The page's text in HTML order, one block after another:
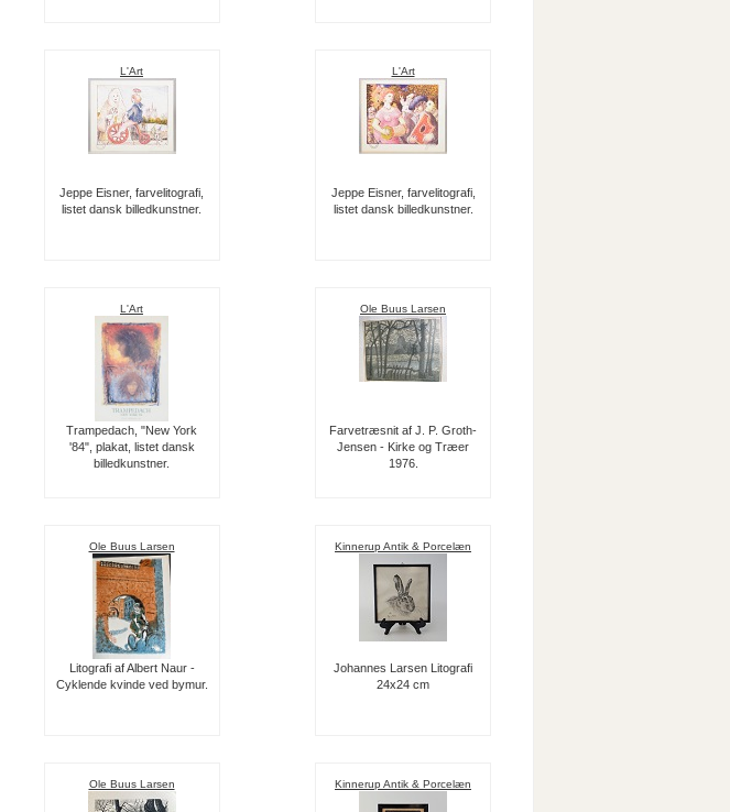
L'Art
Jeppe Eisner, farvelitografi,
listet dansk billedkunstner.
L'Art
Jeppe Eisner, farvelitografi,
listet dansk billedkunstner.
L'Art
Trampedach, "New York
'84", plakat, listet dansk
billedkunstner.
Ole Buus Larsen
Farvetræsnit af J. P. Groth-
Jensen - Kirke og Træer
1976.
Ole Buus Larsen
Litografi af Albert Naur -
Cyklende kvinde ved bymur.
Kinnerup Antik & Porcelæn
Johannes Larsen Litografi
24x24 cm
Ole Buus Larsen Kinnerup Antik & Porcelæn